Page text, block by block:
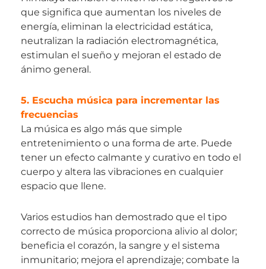
que significa que aumentan los niveles de
energía, eliminan la electricidad estática,
neutralizan la radiación electromagnética,
estimulan el sueño y mejoran el estado de
ánimo general.
5. Escucha música para incrementar las
frecuencias
La música es algo más que simple
entretenimiento o una forma de arte. Puede
tener un efecto calmante y curativo en todo el
cuerpo y altera las vibraciones en cualquier
espacio que llene.
Varios estudios han demostrado que el tipo
correcto de música proporciona alivio al dolor;
beneficia el corazón, la sangre y el sistema
inmunitario; mejora el aprendizaje; combate la